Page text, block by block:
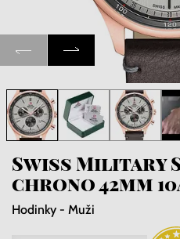
Swiss Military
chrono 42mm
Hodinky - Muži